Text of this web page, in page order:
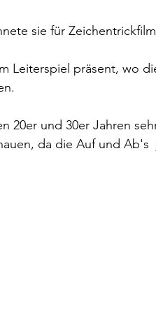
sie für
Leiterspiel präsent, wo
20er und 30er Jahren
da die Auf und Ab's